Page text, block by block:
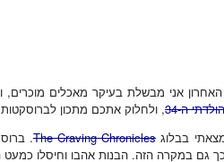
האחרון אני מבשלת בעיקר מאכלים
ה-34
, ולחלוק אתכם מתכון
בבלוגThe Craving Chronicles
.
גם במקרה הזה. הבנות אהבו וחיסלו